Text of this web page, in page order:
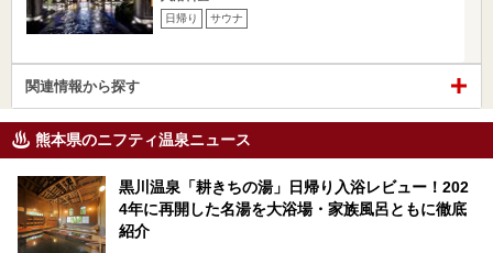
日帰り サウナ
関連情報から探す
熊本県のニフティ温泉ニュース
黒川温泉「耕きちの湯」日帰り入浴レビュー！202
4年に再開した名湯を大浴場・家族風呂ともに徹底
紹介